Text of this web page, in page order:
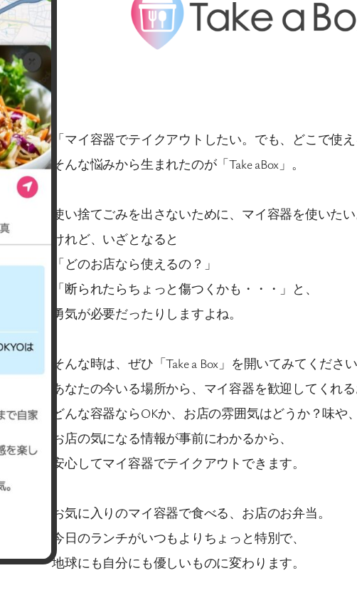
「マイ容器でテイクアウトしたい。でも、どこで使え
そんな悩みから生まれたのが「Take aBox」。
使い捨てごみを出さないために、マイ容器を使いたい
けれど、いざとなると
「どのお店なら使えるの？」
「断られたらちょっと傷つくかも・・・」と、
勇気が必要だったりしますよね。
そんな時は、ぜひ「Take a Box」を開いてみてください
あなたの今いる場所から、マイ容器を歓迎してくれ
どんな容器ならOKか、お店の雰囲気はどうか？味や
お店の気になる情報が事前にわかるから、
安心してマイ容器でテイクアウトできます。
お気に入りのマイ容器で食べる、お店のお弁当。
今日のランチがいつもよりちょっと特別で、
地球にも自分にも優しいものに変わります。